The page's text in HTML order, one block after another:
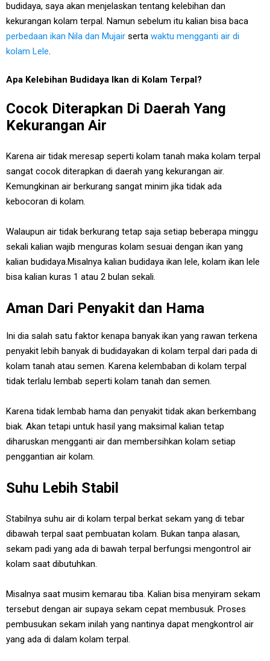
budidaya, saya akan menjelaskan tentang kelebihan dan
kekurangan kolam terpal. Namun sebelum itu kalian bisa baca
perbedaan ikan Nila dan Mujair serta waktu mengganti air di
kolam Lele.
Apa Kelebihan Budidaya Ikan di Kolam Terpal?
Cocok Diterapkan Di Daerah Yang
Kekurangan Air
Karena air tidak meresap seperti kolam tanah maka kolam terpal
sangat cocok diterapkan di daerah yang kekurangan air.
Kemungkinan air berkurang sangat minim jika tidak ada
kebocoran di kolam.
Walaupun air tidak berkurang tetap saja setiap beberapa minggu
sekali kalian wajib menguras kolam sesuai dengan ikan yang
kalian budidaya.Misalnya kalian budidaya ikan lele, kolam ikan lele
bisa kalian kuras 1 atau 2 bulan sekali.
Aman Dari Penyakit dan Hama
Ini dia salah satu faktor kenapa banyak ikan yang rawan terkena
penyakit lebih banyak di budidayakan di kolam terpal dari pada di
kolam tanah atau semen. Karena kelembaban di kolam terpal
tidak terlalu lembab seperti kolam tanah dan semen.
Karena tidak lembab hama dan penyakit tidak akan berkembang
biak. Akan tetapi untuk hasil yang maksimal kalian tetap
diharuskan mengganti air dan membersihkan kolam setiap
penggantian air kolam.
Suhu Lebih Stabil
Stabilnya suhu air di kolam terpal berkat sekam yang di tebar
dibawah terpal saat pembuatan kolam. Bukan tanpa alasan,
sekam padi yang ada di bawah terpal berfungsi mengontrol air
kolam saat dibutuhkan.
Misalnya saat musim kemarau tiba. Kalian bisa menyiram sekam
tersebut dengan air supaya sekam cepat membusuk. Proses
pembusukan sekam inilah yang nantinya dapat mengkontrol air
yang ada di dalam kolam terpal.